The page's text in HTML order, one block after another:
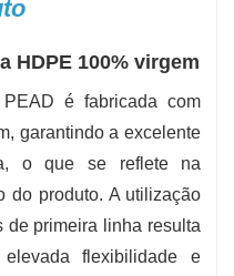
HDPE 100% virgem
é fabricada com
garantindo a excelente
o que se reflete na
do produto. A utilização
de primeira linha resulta
flexibilidade e